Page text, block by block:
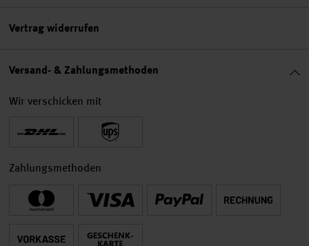
Vertrag widerrufen
Versand- & Zahlungsmethoden
Wir verschicken mit
Zahlungsmethoden